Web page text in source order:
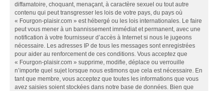
diffamatoire, choquant, menaçant, à caractère sexuel ou tout autre
contenu qui peut transgresser les lois de votre pays, du pays où
« Fourgon-plaisir.com » est hébergé ou les lois internationales. Le faire
peut vous mener à un bannissement immédiat et permanent, avec une
notification à votre fournisseur d’accès à Internet si nous le jugeons
nécessaire. Les adresses IP de tous les messages sont enregistrées
pour aider au renforcement de ces conditions. Vous acceptez que
« Fourgon-plaisir.com » supprime, modifie, déplace ou verrouille
n’importe quel sujet lorsque nous estimons que cela est nécessaire. En
tant que membre, vous acceptez que toutes les informations que vous
avez saisies soient stockées dans notre base de données. Bien que